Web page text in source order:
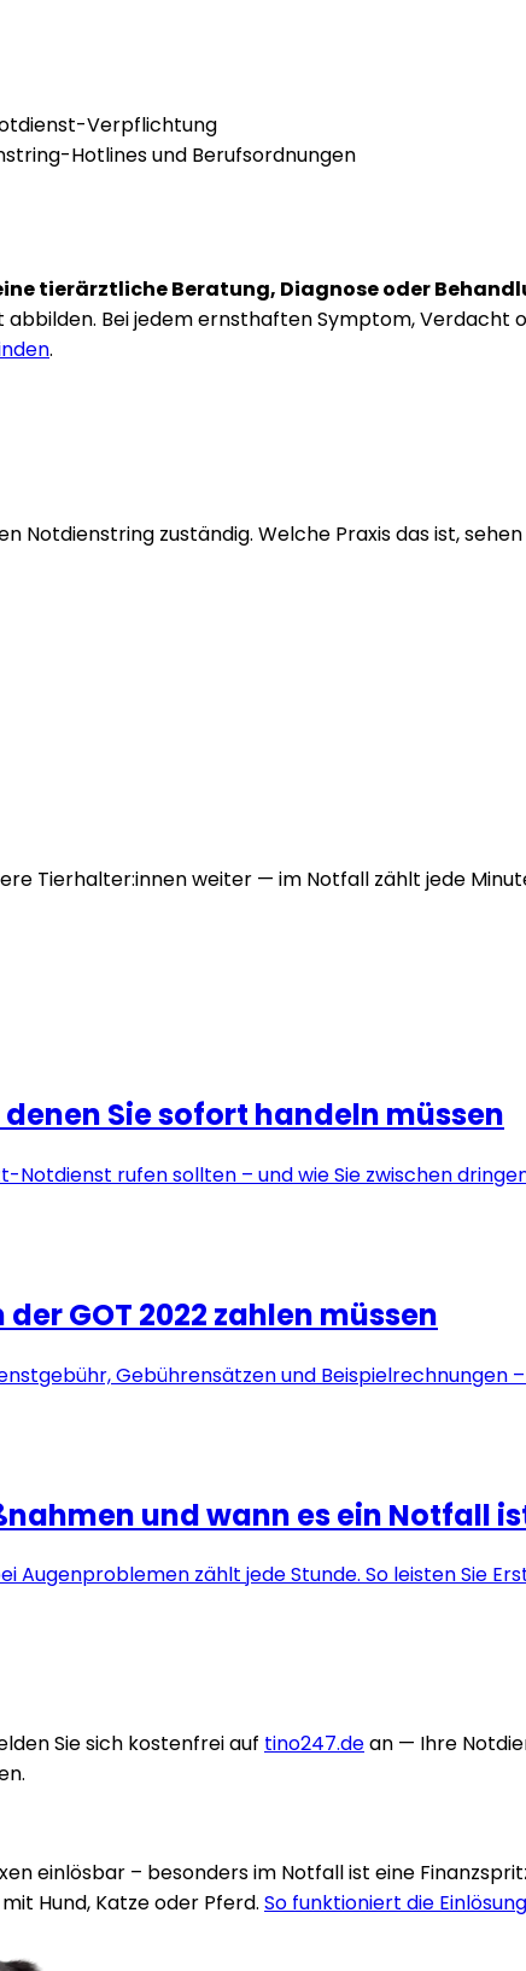
Verpflichtung
Hotlines und Berufsordnungen
tierärztliche Beratung, Diagnose oder
Bei jedem ernsthaften Symptom, Verdacht
.
Notdienstring zuständig. Welche Praxis das ist,
Tierhalter:innen weiter — im Notfall zählt jede
Sie sofort handeln müssen
Notdienst rufen sollten – und wie Sie zwischen
GOT 2022 zahlen müssen
Gebührensätzen und Beispielrechnungen
und wann es ein Notfall
zählt jede Stunde. So leisten Sie
Sie sich kostenfrei auf tino247.dean — Ihre
einlösbar – besonders im Notfall ist eine
Hund, Katze oder Pferd. So funktioniert die Einlösung